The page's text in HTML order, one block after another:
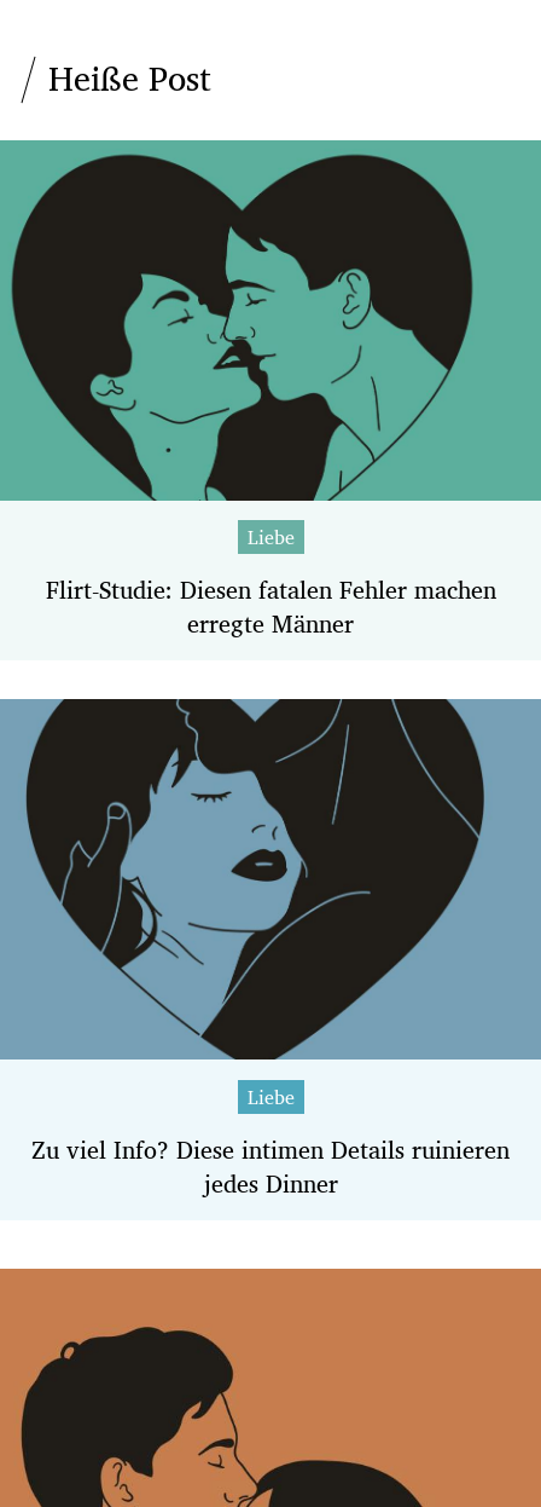
Heiße Post
Liebe
Flirt-Studie: Diesen fatalen Fehler machen
erregte Männer
Liebe
Zu viel Info? Diese intimen Details ruinieren
jedes Dinner